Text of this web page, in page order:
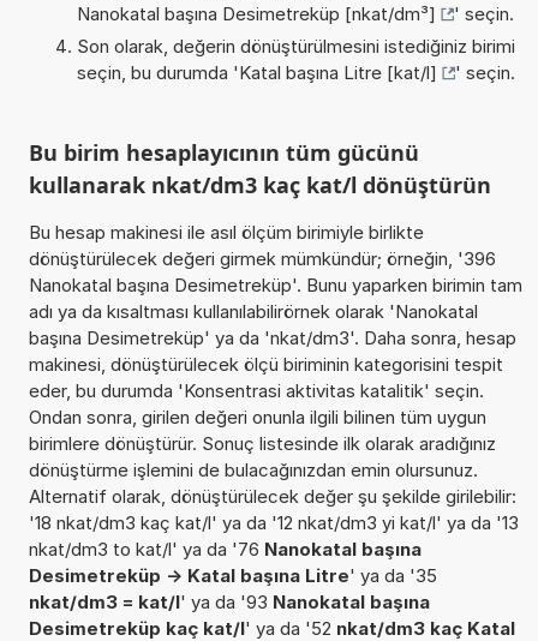
Nanokatal başına Desimetreküp [nkat/dm³]
' seçin.
Son olarak, değerin dönüştürülmesini istediğiniz birimi
seçin, bu durumda 'Katal başına Litre [kat/l] ' seçin.
Bu birim hesaplayıcının tüm gücünü
kullanarak nkat/dm3 kaç kat/l dönüştürün
Bu hesap makinesi ile asıl ölçüm birimiyle birlikte
dönüştürülecek değeri girmek mümkündür; örneğin, '396
Nanokatal başına Desimetreküp'. Bunu yaparken birimin tam
adı ya da kısaltması kullanılabilirörnek olarak 'Nanokatal
başına Desimetreküp' ya da 'nkat/dm3'. Daha sonra, hesap
makinesi, dönüştürülecek ölçü biriminin kategorisini tespit
eder, bu durumda 'Konsentrasi aktivitas katalitik' seçin.
Ondan sonra, girilen değeri onunla ilgili bilinen tüm uygun
birimlere dönüştürür. Sonuç listesinde ilk olarak aradığınız
dönüştürme işlemini de bulacağınızdan emin olursunuz.
Alternatif olarak, dönüştürülecek değer şu şekilde girilebilir:
'18 nkat/dm3 kaç kat/l' ya da '12 nkat/dm3 yi kat/l' ya da '13
nkat/dm3 to kat/l' ya da '76 Nanokatal başına
Desimetreküp -> Katal başına Litre' ya da '35
nkat/dm3 = kat/l' ya da '93 Nanokatal başına
Desimetreküp kaç kat/l' ya da '52 nkat/dm3 kaç Katal